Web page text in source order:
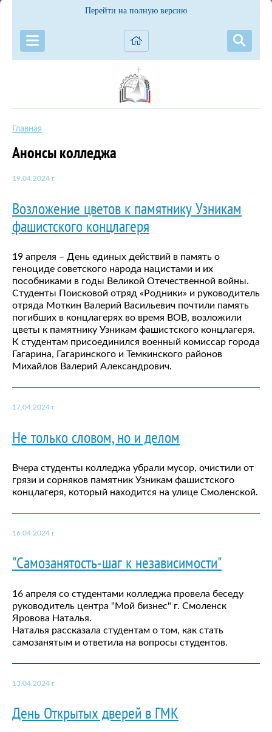
Перейти на полную версию
Главная
Анонсы колледжа
19.04.2024 г.
Возложение цветов к памятнику Узникам
фашистского концлагеря
19 апреля – День единых действий в память о
геноциде советского народа нацистами и их
пособниками в годы Великой Отечественной войны.
Студенты Поисковой отряд «Родники» и руководитель
отряда Моткин Валерий Васильевич почтили память
погибших в концлагерях во время ВОВ, возложили
цветы к памятнику Узникам фашистского концлагеря.
К студентам присоединился военный комиссар города
Гагарина, Гагаринского и Темкинского районов
Михайлов Валерий Александрович.
17.04.2024 г.
Не только словом, но и делом
Вчера студенты колледжа убрали мусор, очистили от
грязи и сорняков памятник Узникам фашистского
концлагеря, который находится на улице Смоленской.
16.04.2024 г.
"Самозанятость-шаг к независимости"
16 апреля со студентами колледжа провела беседу
руководитель центра "Мой бизнес" г. Смоленск
Яровова Наталья.
Наталья рассказала студентам о том, как стать
самозанятым и ответила на вопросы студентов.
13.04.2024 г.
День Открытых дверей в ГМК